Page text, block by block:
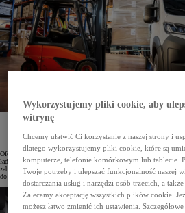
U dilerów Toyoty w Polsce, a także w specjalistycznych
producenta. Samochód wraz z zabudową objęty jest
Oferta samochodów użytkowych Toyoty została rozszerzona o
ładowność i przestrzeń towarową z wydajnymi napędami. Do
zabudowy skonstruowane przez autoryzowanych partnerów
do rodzaju prowadzonej działalności, zwiększają jego
Wykorzystujemy pliki cookie, aby
witrynę
Chcemy ułatwić Ci korzystanie z naszej strony i
dlatego wykorzystujemy pliki cookie, które są
komputerze, telefonie komórkowym lub tablecie.
Twoje potrzeby i ulepszać funkcjonalność naszej
dostarczania usług i narzędzi osób trzecich, a
Zalecamy akceptację wszystkich plików cookie.
możesz łatwo zmienić ich ustawienia.